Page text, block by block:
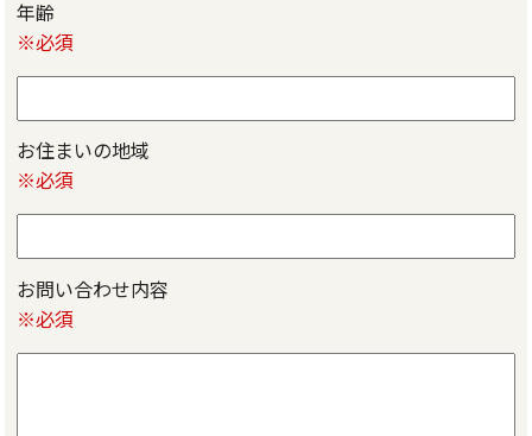
年齢
※必須
お住まいの地域
※必須
お問い合わせ内容
※必須